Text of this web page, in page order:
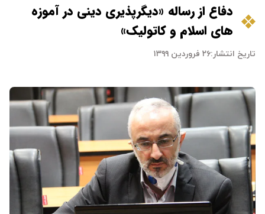
دفاع از رساله «دیگرپذیری دینی در آموزه
های اسلام و کاتولیک»
تاریخ انتشار:۲۶ فروردین ۱۳۹۹